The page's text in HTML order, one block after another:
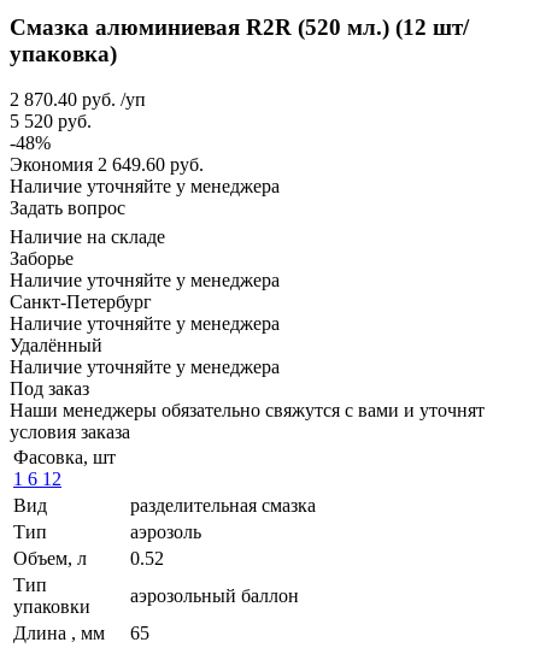
Смазка алюминиевая R2R (520 мл.) (12 шт/
упаковка)
2 870.40 руб. /уп
5 520 руб.
-48%
Экономия 2 649.60 руб.
Наличие уточняйте у менеджера
Задать вопрос
Наличие на складе
Заборье
Наличие уточняйте у менеджера
Санкт-Петербург
Наличие уточняйте у менеджера
Удалённый
Наличие уточняйте у менеджера
Под заказ
Наши менеджеры обязательно свяжутся с вами и уточнят
условия заказа
Фасовка, шт
1 6 12
Вид
разделительная смазка
Тип
аэрозоль
Объем, л
0.52
Тип
упаковки
аэрозольный баллон
Длина , мм
65